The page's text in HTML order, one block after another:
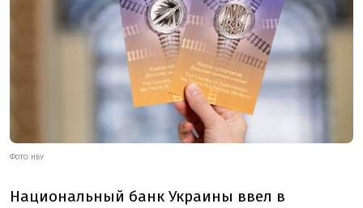
ФОТО: НБУ
Национальный банк Украины ввел в